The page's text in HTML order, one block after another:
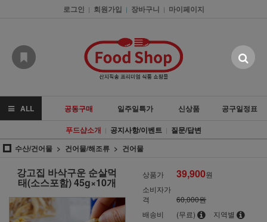
로그인 | 회원가입 | 장바구니 | 마이페이지
ALL 공동구매 일주일특가 신상품
공구일정표
푸드샵소개 | 공지사항/이벤트 | 질문/답변
수산/건어물
건어물/해조류 건어물
강고집 바삭구운 순살먹
태(소스포함) 45g×10개
상품가 39,900원
소비자가
격
60,000원
배송비
(무료) 지역별